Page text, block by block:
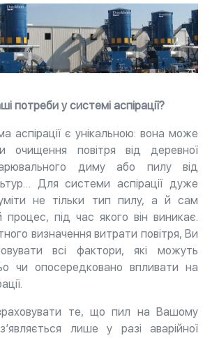
потреби у системі аспірації?
аспірації є унікальною: вона може
очищення повітря від деревної
диму або пилу від
Для системи аспірації дуже
не тільки тип пилу, а й сам
процес, під час якого він виникає.
визначення витрати повітря, Ви
всі фактори, які можуть
чи опосередковано впливати на
те, що пил на Вашому
лише у разі аварійної